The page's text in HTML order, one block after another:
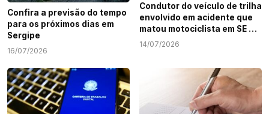
Confira a previsão do tempo
para os próximos dias em
Sergipe
16/07/2026
Condutor do veículo de trilha
envolvido em acidente que
matou motociclista em SE é
identificado
14/07/2026